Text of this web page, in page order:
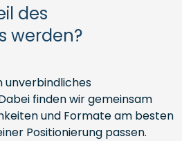
des
werden?
unverbindliches
finden wir gemeinsam
und Formate am besten
Positionierung passen.